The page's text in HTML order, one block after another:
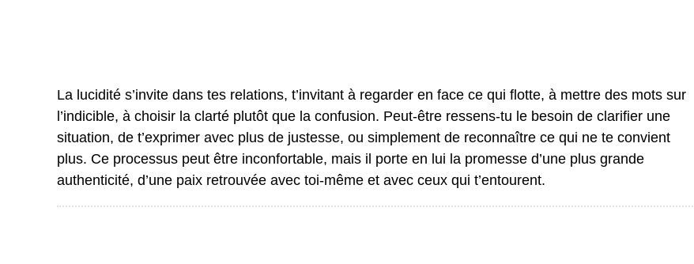
La lucidité s’invite dans tes relations, t’invitant à regarder en face ce qui flotte, à mettre des mots sur
l’indicible, à choisir la clarté plutôt que la confusion. Peut-être ressens-tu le besoin de clarifier une
situation, de t’exprimer avec plus de justesse, ou simplement de reconnaître ce qui ne te convient
plus. Ce processus peut être inconfortable, mais il porte en lui la promesse d’une plus grande
authenticité, d’une paix retrouvée avec toi-même et avec ceux qui t’entourent.